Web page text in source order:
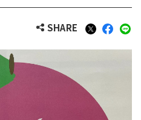
SHARE